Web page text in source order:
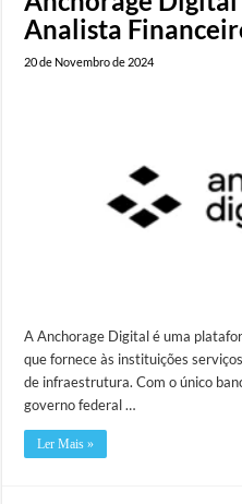
Analista
20 de Novembro de 2024
A Anchorage Digital é uma
que fornece às instituições
de infraestrutura. Com o único
governo federal …
Ler Mais »